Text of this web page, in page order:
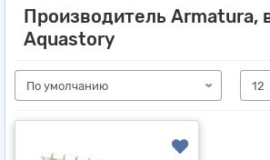
Производитель Armatura,
Aquastory